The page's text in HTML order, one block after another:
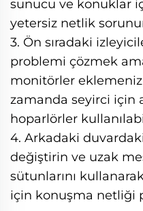
sunucu ve konuklar
yetersiz netlik
3. Ön sıradaki
problemi çözmek
monitörler eklemeniz
zamanda seyirci için
hoparlörler
4. Arkadaki
değiştirin ve uzak
sütunlarını
için konuşma netliği